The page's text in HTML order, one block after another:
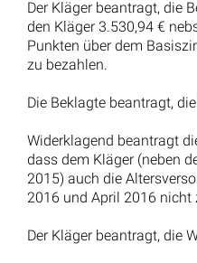
Der Kläger beantragt, die
den Kläger 3.530,94 €
Punkten über dem
zu bezahlen.
Die Beklagte beantragt,
Widerklagend beantragt
dass dem Kläger (neben
2015) auch die
2016 und April 2016 nicht
Der Kläger beantragt, die